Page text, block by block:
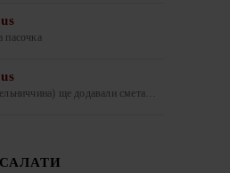
пасочка
ще додавали смета…
САЛАТИ